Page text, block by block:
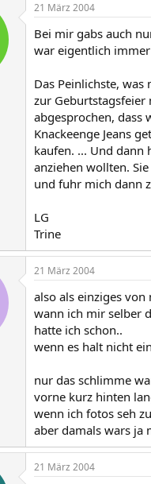
21 März 2004
Bei mir gabs auch
war eigentlich
Das Peinlichste,
zur Geburtstagsfeier
abgesprochen, dass
Knackeenge Jeans
kaufen. ... Und dann
anziehen wollten.
und fuhr mich dann
LG
Trine
21 März 2004
also als einziges
wann ich mir selber
hatte ich schon..
wenn es halt nicht
nur das schlimme
vorne kurz hinten
wenn ich fotos seh
aber damals wars ja
21 März 2004